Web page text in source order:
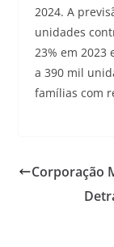
2024. A
unidades
23% em 2023
a 390 mil
famílias com
Corporação